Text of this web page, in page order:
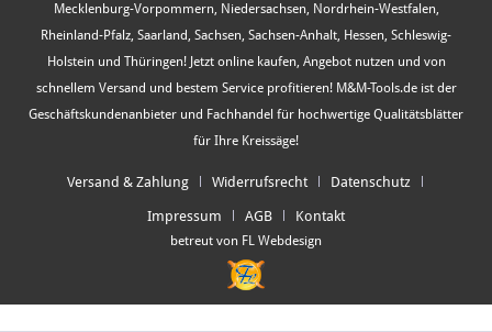
Mecklenburg-Vorpommern, Niedersachsen, Nordrhein-Westfalen,
Rheinland-Pfalz, Saarland, Sachsen, Sachsen-Anhalt, Hessen, Schleswig-
Holstein und Thüringen! Jetzt online kaufen, Angebot nutzen und von
schnellem Versand und bestem Service profitieren! M&M-Tools.de ist der
Geschäftskundenanbieter und Fachhandel für hochwertige Qualitätsblätter
für Ihre Kreissäge!
Versand & Zahlung Widerrufsrecht Datenschutz
Impressum AGB Kontakt
betreut von FL Webdesign